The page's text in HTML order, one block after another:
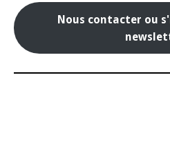
Nous contacter ou